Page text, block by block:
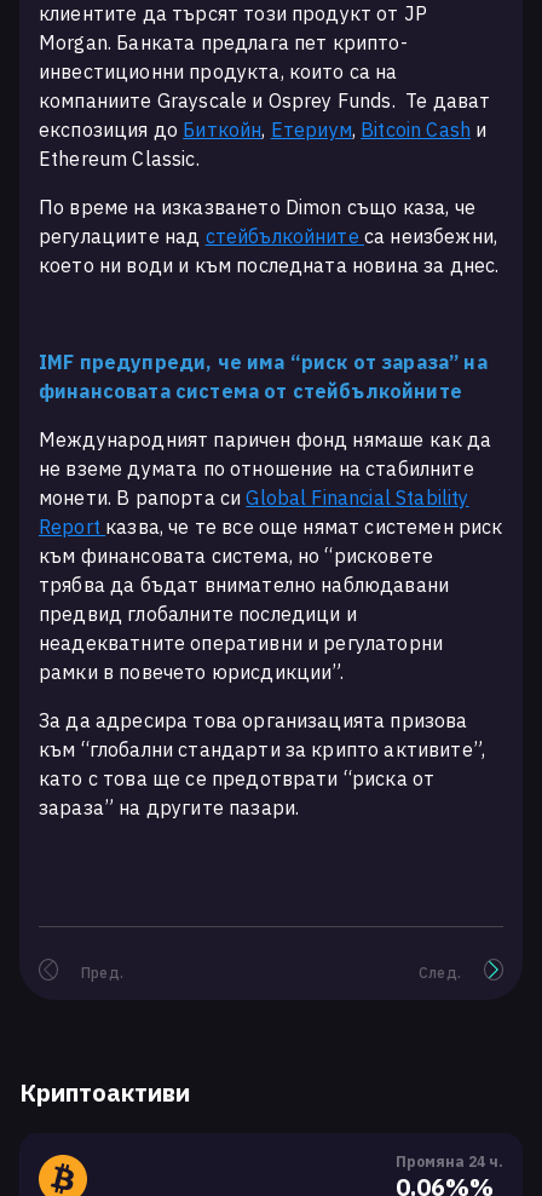
клиентите да търсят този продукт от JP
Morgan. Банката предлага пет крипто-
инвестиционни продукта, които са на
компаниите Grayscale и Osprey Funds. Те дават
експозиция до Биткойн, Етериум, Bitcoin Cash и
Ethereum Classic.
По време на изказването Dimon също каза, че
регулациите над стейбълкойните са неизбежни,
което ни води и към последната новина за днес.
IMF предупреди, че има “риск от зараза” на
финансовата система от стейбълкойните
Международният паричен фонд нямаше как да
не вземе думата по отношение на стабилните
монети. В рапорта сиGlobal Financial Stability
Report казва, че те все още нямат системен риск
към финансовата система, но “рисковете
трябва да бъдат внимателно наблюдавани
предвид глобалните последици и
неадекватните оперативни и регулаторни
рамки в повечето юрисдикции”.
За да адресира това организацията призова
към “глобални стандарти за крипто активите”,
като с това ще се предотврати “риска от
зараза” на другите пазари.
Пред. След.
Криптоактиви
Промяна 24 ч.
0.06%%